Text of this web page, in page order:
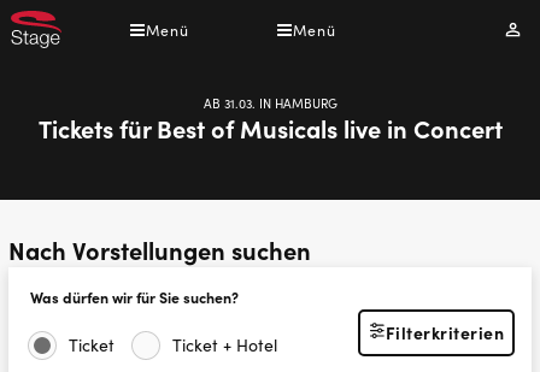
Direkt
zum
Menü Menü
AB 31.03. IN HAMBURG
Tickets für Best of Musicals live in Concert
Nach Vorstellungen suchen
Was dürfen wir für Sie suchen?
Ticket Ticket + Hotel
Filterkriterien